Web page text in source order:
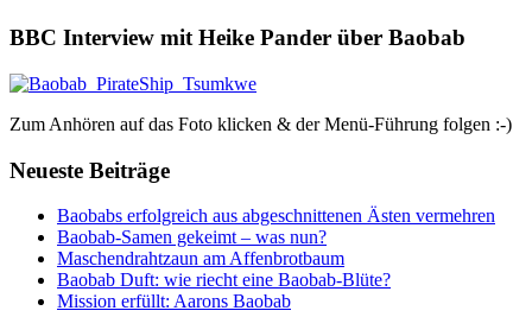
BBC Interview mit Heike Pander über Baobab
Zum Anhören auf das Foto klicken & der Menü-Führung folgen :-)
Neueste Beiträge
Baobabs erfolgreich aus abgeschnittenen Ästen vermehren
Baobab-Samen gekeimt – was nun?
Maschendrahtzaun am Affenbrotbaum
Baobab Duft: wie riecht eine Baobab-Blüte?
Mission erfüllt: Aarons Baobab